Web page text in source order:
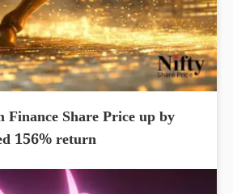
Finance Share Price up by
156% return